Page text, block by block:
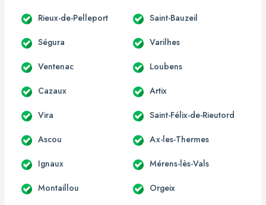
Rieux-de-Pelleport Saint-Bauzeil
Ségura Varilhes
Ventenac Loubens
Cazaux Artix
Vira Saint-Félix-de-Rieutord
Ascou Ax-les-Thermes
Ignaux Mérens-lès-Vals
Montaillou Orgeix